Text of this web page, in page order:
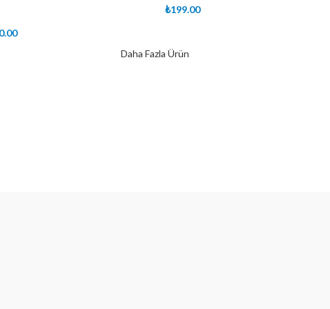
Şu
₺199.00
Daha Fazla Ürün